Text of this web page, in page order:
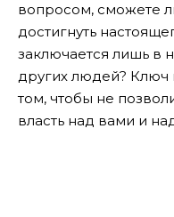
вопросом, сможете
достигнуть
заключается лишь в
других людей? Ключ
том, чтобы не
власть над вами и